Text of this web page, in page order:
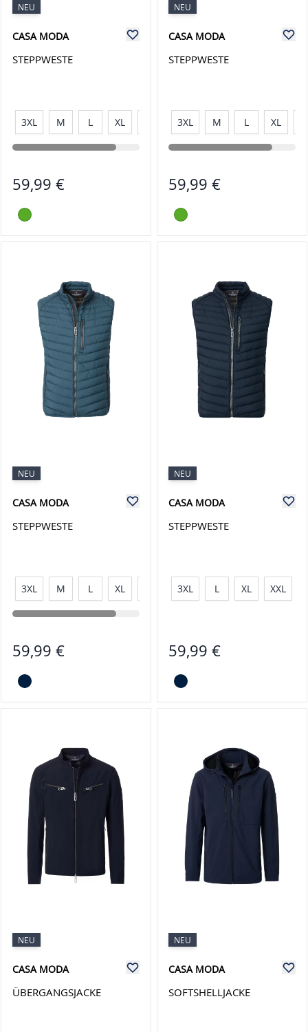
NEU
CASA MODA
STEPPWESTE
3XL M L XL
59,99 €
NEU
CASA MODA
STEPPWESTE
3XL M L XL
59,99 €
NEU
CASA MODA
STEPPWESTE
3XL M L XL
59,99 €
NEU
CASA MODA
STEPPWESTE
3XL L XL XXL
59,99 €
NEU
CASA MODA
ÜBERGANGSJACKE
NEU
CASA MODA
SOFTSHELLJACKE